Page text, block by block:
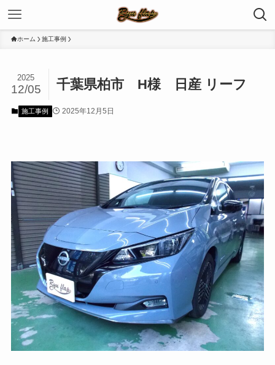
ホーム 施工事例
千葉県柏市 H様 日産 リーフ
2025
12/05
施工事例 2025年12月5日